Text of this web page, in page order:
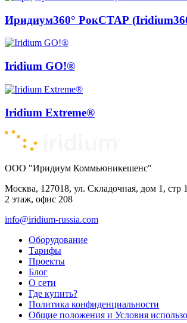
Иридиум360° РокСТАР
Iridium GO!®
Iridium Extreme®
ООО "Иридиум Коммьюникешенс"
Москва, 127018, ул. Складочная, дом 1, стр
2 этаж, офис 208
info@iridium-russia.com
Оборудование
Тарифы
Проекты
Блог
О сети
Где купить?
Политика конфиденциальности
Общие положения и Условия